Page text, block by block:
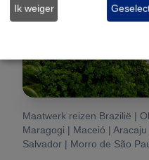
Maatwerk reizen Brazilië |
Maragogi | Maceió |
Salvador | Morro de São
Ik weiger